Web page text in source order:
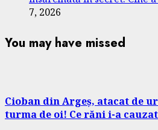
7, 2026
You may have missed
Cioban din Argeș, atacat de
turma de oi! Ce răni i-a